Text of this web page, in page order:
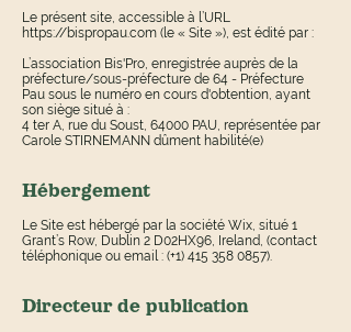
Le présent site, accessible à l’URL
https://bispropau.com (le « Site »), est édité par :
L’association Bis'Pro, enregistrée auprès de la
préfecture/sous-préfecture de 64 - Préfecture
Pau sous le numéro en cours d'obtention, ayant
son siège situé à :
4 ter A, rue du Soust, 64000 PAU, représentée par
Carole STIRNEMANN dûment habilité(e)
Hébergement
Le Site est hébergé par la société Wix, situé 1
Grant’s Row, Dublin 2 D02HX96, Ireland, (contact
téléphonique ou email : (+1) 415 358 0857).
Directeur de publication